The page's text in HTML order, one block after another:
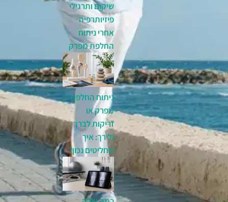
שיקום ותרגילי
פיזיותרפיה
אחרי ניתוח
החלפת מפרק
ניתוח החלפת
מפרק או
זריקות לברך
ולירך: איך
מחליטים נכון?